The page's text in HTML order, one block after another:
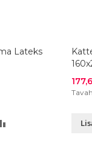
Lateks